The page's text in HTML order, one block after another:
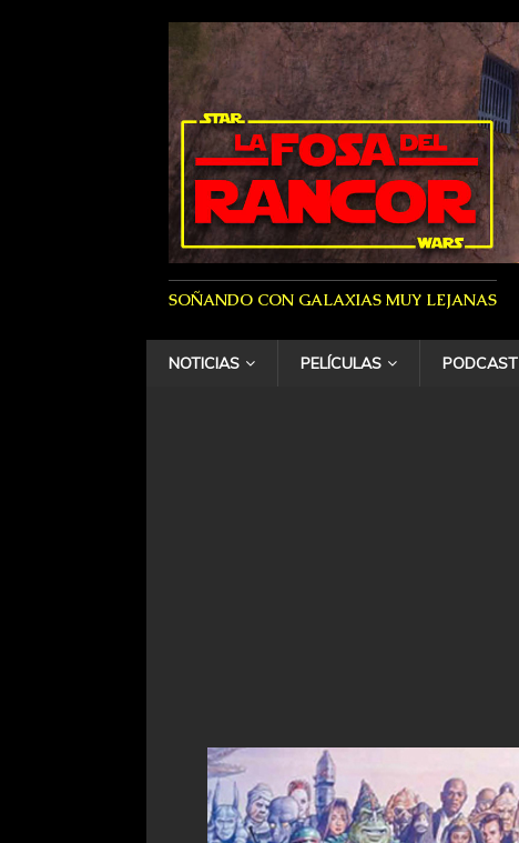
SOÑANDO CON GALAXIAS MUY LEJANAS
NOTICIAS PELÍCULAS PODCAST